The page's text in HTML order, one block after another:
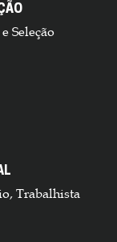
Seleção
Trabalhista